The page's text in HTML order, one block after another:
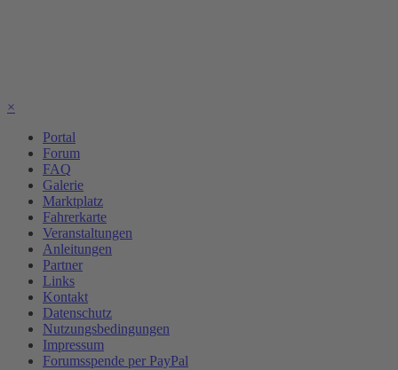
×
Portal
Forum
FAQ
Galerie
Marktplatz
Fahrerkarte
Veranstaltungen
Anleitungen
Partner
Links
Kontakt
Datenschutz
Nutzungsbedingungen
Impressum
Forumsspende per PayPal